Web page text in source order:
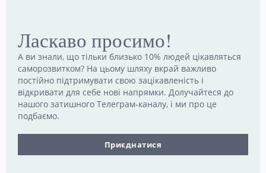
Telegram
Follow
me!
Email
Contact
me!
Психологер
Ласкаво просимо!
А ви знали, що тільки близько 10% людей цікавляться
саморозвитком? На цьому шляху вкрай важливо
постійно підтримувати свою зацікавленість і
відкривати для себе нові напрямки. Долучайтеся до
нашого затишного Телеграм-каналу, і ми про це
подбаємо.
Приєднатися